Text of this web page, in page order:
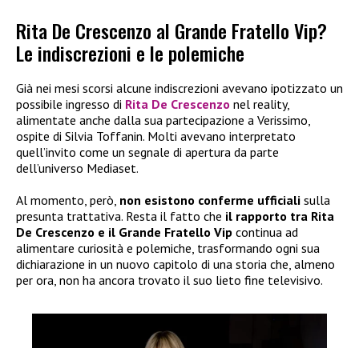
Rita De Crescenzo al Grande Fratello Vip?
Le indiscrezioni e le polemiche
Già nei mesi scorsi alcune indiscrezioni avevano ipotizzato un
possibile ingresso di Rita De Crescenzo nel reality,
alimentate anche dalla sua partecipazione a Verissimo,
ospite di Silvia Toffanin. Molti avevano interpretato
quell’invito come un segnale di apertura da parte
dell’universo Mediaset.
Al momento, però, non esistono conferme ufficiali sulla
presunta trattativa. Resta il fatto che il rapporto tra Rita
De Crescenzo e il Grande Fratello Vip continua ad
alimentare curiosità e polemiche, trasformando ogni sua
dichiarazione in un nuovo capitolo di una storia che, almeno
per ora, non ha ancora trovato il suo lieto fine televisivo.